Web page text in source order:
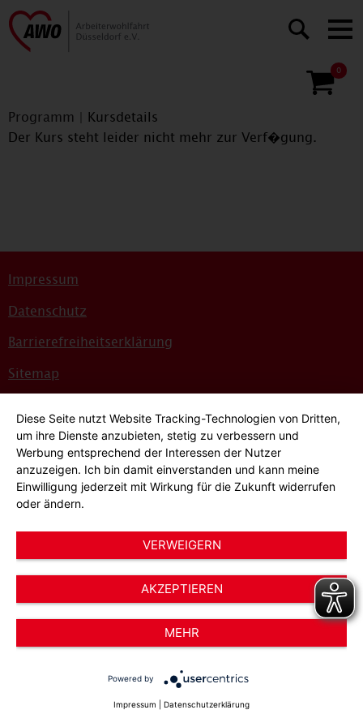
0
Programm
Kursdetails
Der Kurs steht leider nicht mehr zur Verf�gung.
Impressum
Datenschutz
Barrierefreiheitserklärung
Sitemap
Hinweisgeber*innensystem
Cookie-Einstellungen
© 2026 AWO Düsseldorf – Arbeiterwohlfahrt e.V.
Diese Seite nutzt Website Tracking-Technologien von Dritten,
um ihre Dienste anzubieten, stetig zu verbessern und
Werbung entsprechend der Interessen der Nutzer
anzuzeigen. Ich bin damit einverstanden und kann meine
Einwilligung jederzeit mit Wirkung für die Zukunft widerrufen
oder ändern.
VERWEIGERN
AKZEPTIEREN
MEHR
Powered by
Impressum Datenschutzerklärung